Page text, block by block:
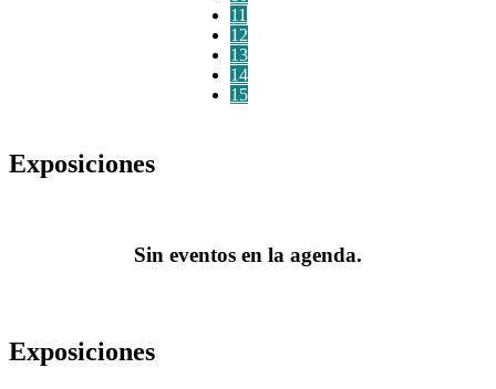
11
12
13
14
15
Exposiciones
Sin eventos en la agenda.
Exposiciones